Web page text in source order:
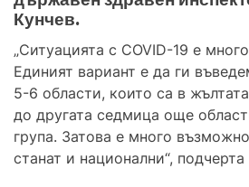
Кунчев.
„Ситуацията с COVID-19 е
Единият вариант е да ги
5-6 области, които са в
до другата седмица още
група. Затова е много
станат и национални“, подчерта